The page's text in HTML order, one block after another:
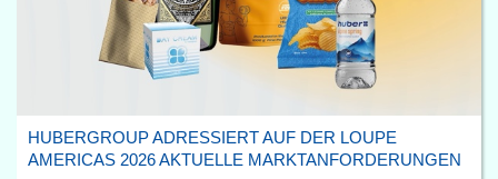
HUBERGROUP ADRESSIERT AUF DER LOUPE
AMERICAS 2026 AKTUELLE MARKTANFORDERUNGEN